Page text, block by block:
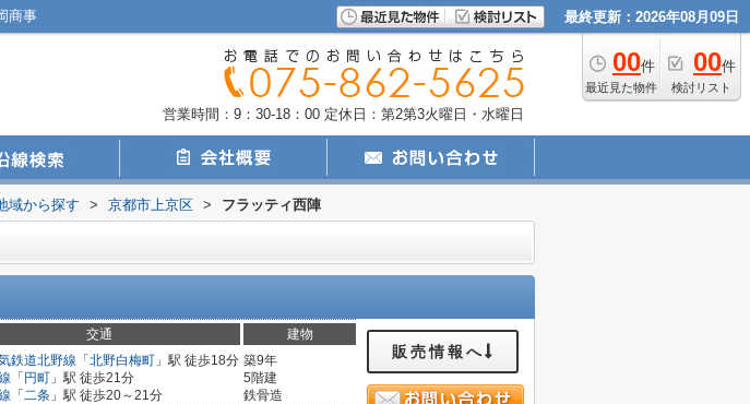
商事 最終更新：2026年08月09日
00件
最近見た物件
00件
検討リスト
営業時間：9：30-18：00 定休日：第2第3火曜日・水曜日
域から探す > 京都市上京区 > フラッティ西陣
交通 建物
鉄道北野線 「 北野白梅町 」駅 徒歩18分
「 円町 」駅 徒歩21分
「 二条 」駅 徒歩20～21分
築9年
5階建
鉄骨造
販売情報へ